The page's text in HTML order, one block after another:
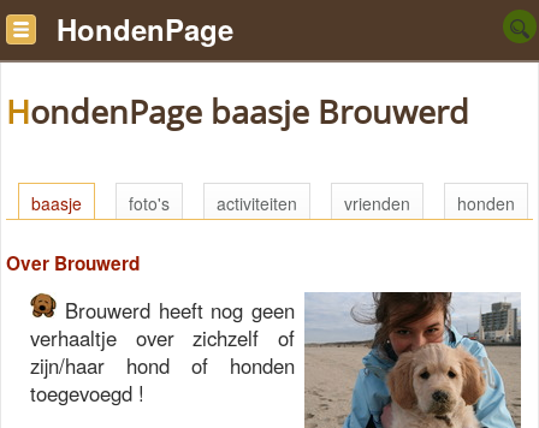
HondenPage
HondenPage baasje Brouwerd
baasje foto's activiteiten vrienden honden
Over Brouwerd
Brouwerd heeft nog geen
verhaaltje over zichzelf of
zijn/haar hond of honden
toegevoegd !